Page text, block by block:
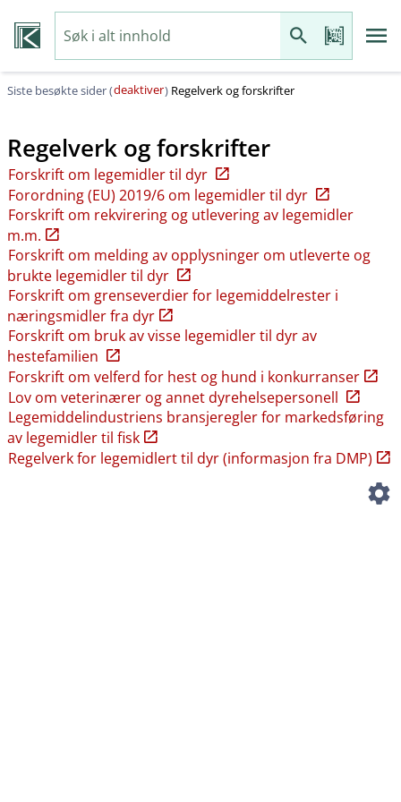
Siste besøkte sider (deaktiver) Regelverk og forskrifter
Regelverk og forskrifter
Forskrift om legemidler til dyr
Forordning (EU) 2019/6 om legemidler til dyr
Forskrift om rekvirering og utlevering av legemidler
m.m.
Forskrift om melding av opplysninger om utleverte og
brukte legemidler til dyr
Forskrift om grenseverdier for legemiddelrester i
næringsmidler fra dyr
Forskrift om bruk av visse legemidler til dyr av
hestefamilien
Forskrift om velferd for hest og hund i konkurranser
Lov om veterinærer og annet dyrehelsepersonell
Legemiddelindustriens bransjeregler for markedsføring
av legemidler til fisk
Regelverk for legemidlert til dyr (informasjon fra DMP)